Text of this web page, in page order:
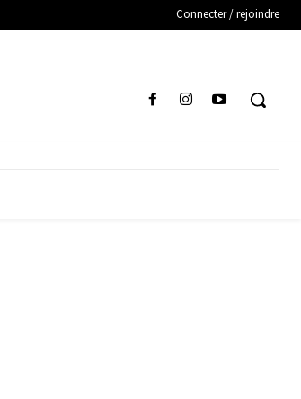
Connecter / rejoindre